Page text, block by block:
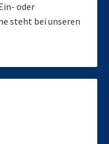
oder
steht bei unseren